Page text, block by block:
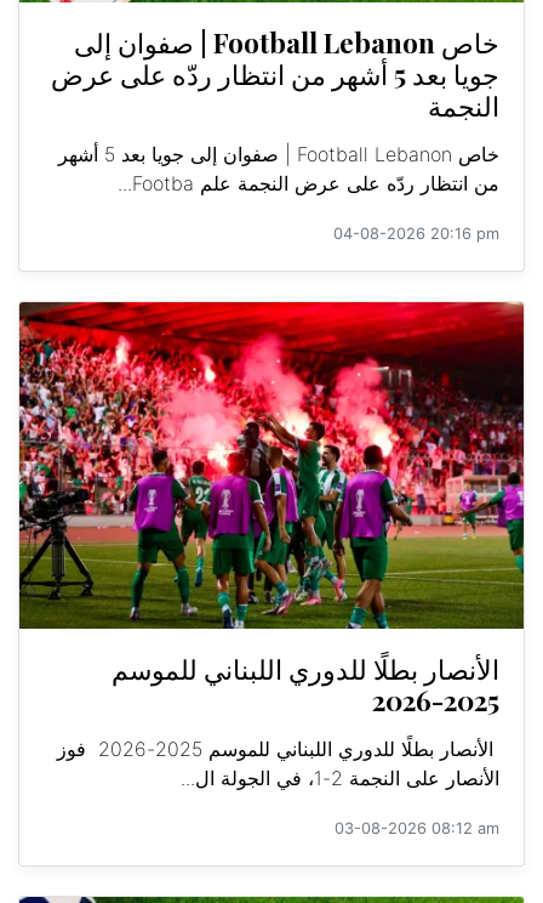
خاص Football Lebanon | صفوان إلى
جويا بعد 5 أشهر من انتظار ردّه على عرض
النجمة
خاص Football Lebanon | صفوان إلى جويا بعد 5 أشهر
من انتظار ردّه على عرض النجمة علم Footba...
04-08-2026 20:16 pm
الأنصار بطلًا للدوري اللبناني للموسم
2025-2026
الأنصار بطلًا للدوري اللبناني للموسم 2025-2026 فوز
الأنصار على النجمة 2-1، في الجولة ال...
03-08-2026 08:12 am